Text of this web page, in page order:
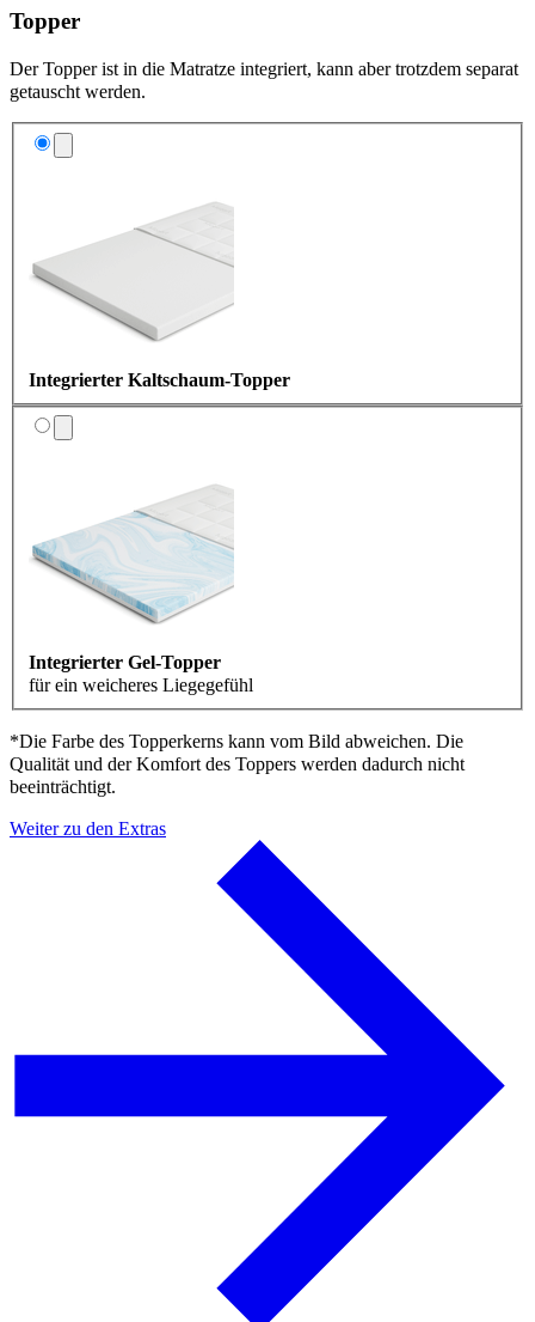
Topper
Der Topper ist in die Matratze integriert, kann aber trotzdem separat
getauscht werden.
Integrierter Kaltschaum-Topper
Integrierter Gel-Topper
für ein weicheres Liegegefühl
*Die Farbe des Topperkerns kann vom Bild abweichen. Die
Qualität und der Komfort des Toppers werden dadurch nicht
beeinträchtigt.
Weiter zu den Extras